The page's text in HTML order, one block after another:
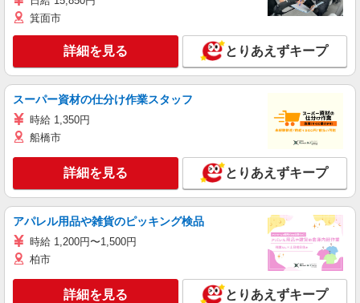
箕面市
詳細を見る とりあえずキープ
スーパー資材の仕分け作業スタッフ
時給 1,350円
船橋市
詳細を見る とりあえずキープ
アパレル用品や雑貨のピッキング検品
時給 1,200円〜1,500円
柏市
詳細を見る とりあえずキープ